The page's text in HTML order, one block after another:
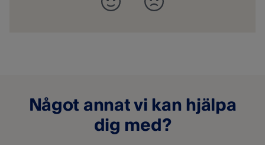
Något annat vi kan hjälpa
dig med?